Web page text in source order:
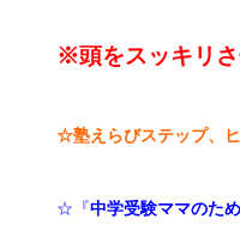
※頭をスッキリさ
☆塾えらびステップ、
☆『中学受験ママのた